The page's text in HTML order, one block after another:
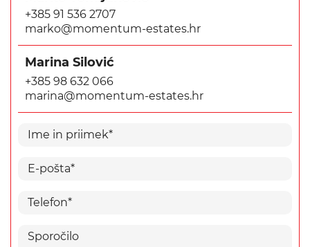
+385 91 536 2707
marko@momentum-estates.hr
Marina Silović
+385 98 632 066
marina@momentum-estates.hr